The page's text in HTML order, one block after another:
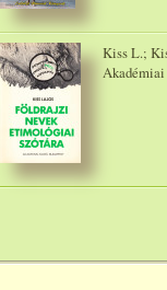
Kiss L.;
Akadémiai